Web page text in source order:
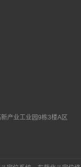
产业工业园9栋3楼A区